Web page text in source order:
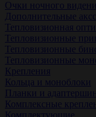
Очки ночного
Дополнительные
Тепловизионная
Тепловизионные
Тепловизионные
Тепловизионные
Крепления
Кольца и моноблоки
Планки и
Комплексные
Комплектующие